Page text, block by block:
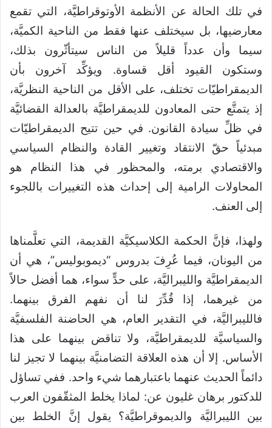
في تلك الحالة عن الأنظمة الأوتوقراطيَّة، التي تقمع
معارضيها، بل سيختلف عنها فقط من الناحية الكميَّة،
سيما وأن عدداً قليلاً من الناس سيتأثّرون بذلك،
وستكون القيود أقل قساوة. ويؤكِّد آخرون بأن
الديمقراطيّات تختلف، على الأقل من الناحية النظريَّة،
إذ يتمتَّع حتى المعادون للديمقراطيَّة بالعدالة القضائيَّة
في ظلِّ سيادة القانون. في حين تتيح الديمقراطيّات
مبدئياً حقّ الانتقاد وتغيير القادة والنظام السياسي
والاقتصادي برمته، والمحظور في هذا النظام هو
المحاولات الرامية إلى إحداث هذه التغييرات باللجوء
إلى العنف.
ولهذا، فإنَّ الحكمة الكلاسيكيَّة القديمة، التي تعلَّمناها
من اليونان، فيما عُرِفَ بدروس “ديموبوليس”، هي أن
الديمقراطيَّة والليبراليَّة، على حدٍّ سواء، هما أفضل حالاً
من غيرهما، إذا قُدِّرَ لنا أن نفهم الفرق بينهما.
فالليبراليَّة، في التقدير العام، هي الحاضنة الفلسفيَّة
والسياسيَّة للديمقراطيَّة، ولا تناقض بينهما على هذا
الأساس. إلا أن هذه العلاقة التضامنيَّة بينهما لا تجيز لنا
دائماً الحديث عنهما باعتبارهما شيء واحد. ففي تساؤل
للدكتور برهان غليون عن: لماذا يخلط المثقّفون العرب
بين الليبراليَّة والديموقراطيَّة؟ يقول إنَّ الخلط بين